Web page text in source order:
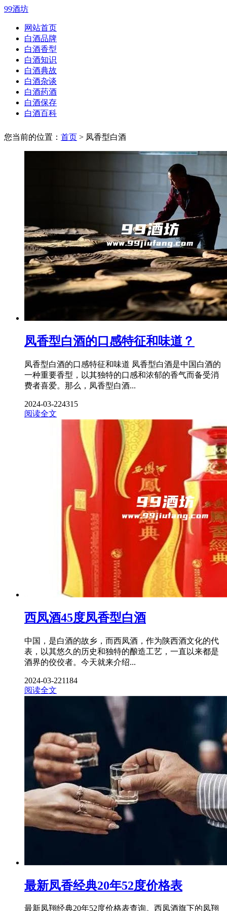
99酒坊
网站首页
白酒品牌
白酒香型
白酒知识
白酒典故
白酒杂谈
白酒药酒
白酒保存
白酒百科
您当前的位置： 首页 > 凤香型白酒
凤香型白酒的口感特征和味道？
凤香型白酒的口感特征和味道 凤香型白酒是中国白酒的
一种重要香型，以其独特的口感和浓郁的香气而备受消
费者喜爱。那么，凤香型白酒...
2024-03-224315
阅读全文
西凤酒45度凤香型白酒
中国，是白酒的故乡，而西凤酒，作为陕西酒文化的代
表，以其悠久的历史和独特的酿造工艺，一直以来都是
酒界的佼佼者。今天就来介绍...
2024-03-221184
阅读全文
最新凤香经典20年52度价格表
最新凤翔经典20年52度价格表查询。西凤酒旗下的凤翔